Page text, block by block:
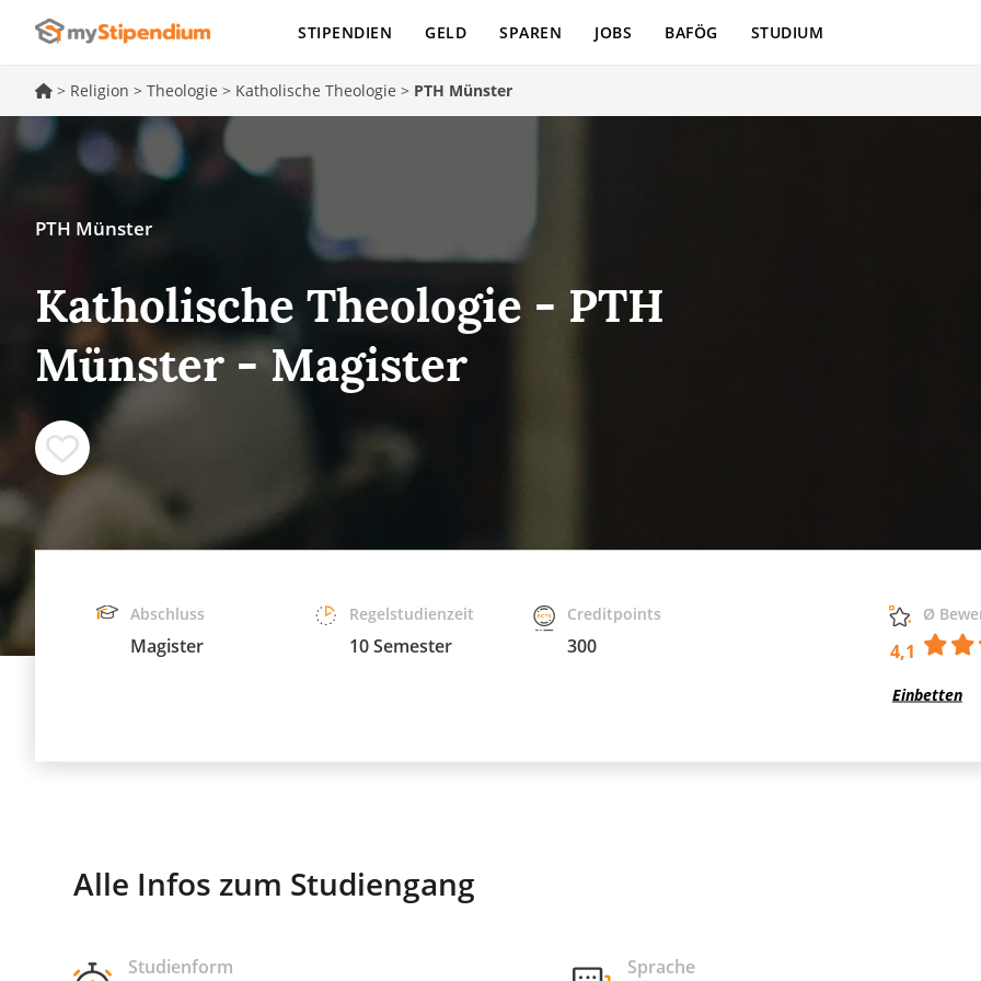
STIPENDIEN GELD SPAREN JOBS BAFÖG STUDIUM
> Religion > Theologie > Katholische Theologie > PTH Münster
PTH Münster
Katholische Theologie - PTH
Münster - Magister
Abschluss
Magister
Regelstudienzeit
10 Semester
Creditpoints
300
Ø
4,1
Einbetten
Alle Infos zum Studiengang
Studienform Sprache